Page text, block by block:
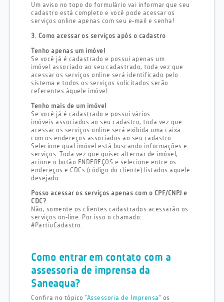
Um aviso no topo do formulário vai informar que seu
cadastro está completo e você pode acessar os
serviços online apenas com seu e-mail e senha!
3. Como acessar os serviços após o cadastro
Tenho apenas um imóvel
Se você já é cadastrado e possui apenas um
imóvel associado ao seu cadastrado, toda vez que
acessar os serviços online será identificado pelo
sistema e todos os serviços solicitados serão
referentes àquele imóvel.
Tenho mais de um imóvel
Se você já é cadastrado e possui vários
imóveis associados ao seu cadastro, toda vez que
acessar os serviços online será exibida uma caixa
com os endereços associados ao seu cadastro.
Selecione qual imóvel está buscando informações e
serviços. Toda vez que quiser alternar de imóvel,
acione o botão ENDEREÇOS e selecione entre os
endereços e CDCs (código do cliente) listados aquele
desejado.
Posso acessar os serviços apenas com o CPF/CNPJ e
CDC?
Não, somente os clientes cadastrados acessarão os
serviços on-line. Por isso o chamado:
#PartiuCadastro.
Como entrar em contato com a
assessoria de imprensa da
Saneaqua?
Confira no tópico "Assessoria de Imprensa" os